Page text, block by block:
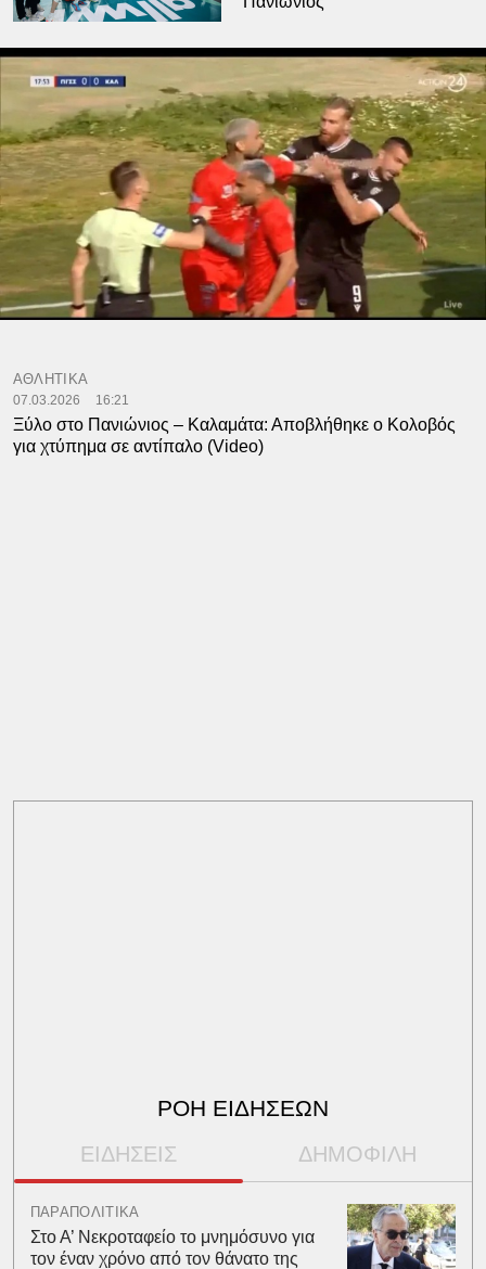
ΑΘΛΗΤΙΚΑ
07.03.2026 16:21
Ξύλο στο Πανιώνιος – Καλαμάτα: Αποβλήθηκε ο Κολοβός
για χτύπημα σε αντίπαλο (Video)
ΡΟΗ ΕΙΔΗΣΕΩΝ
ΕΙΔΗΣΕΙΣ ΔΗΜΟΦΙΛΗ
ΠΑΡΑΠΟΛΙΤΙΚΑ
Στο Α’ Νεκροταφείο το μνημόσυνο για
τον έναν χρόνο από τον θάνατο της